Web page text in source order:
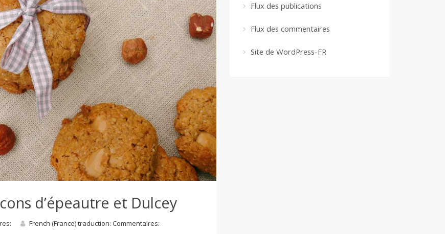
d’épeautre et Dulcey
French (France) traduction: Commentaires:
Flux des publications
Flux des commentaires
Site de WordPress-FR